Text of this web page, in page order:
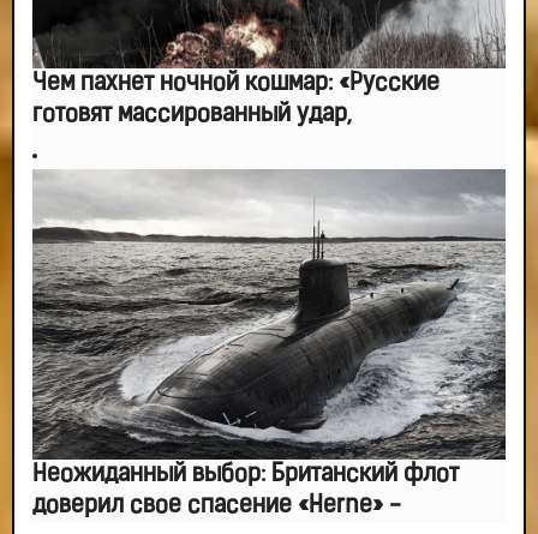
Чем пахнет ночной кошмар: «Русские
готовят массированный удар,
Неожиданный выбор: Британский флот
доверил свое спасение «Herne» -